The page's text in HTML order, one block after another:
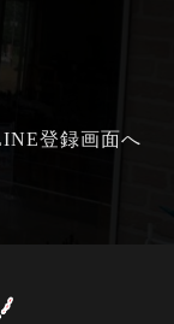
登録画面へ